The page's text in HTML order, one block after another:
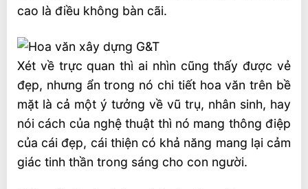
cao là điều không bàn cãi.
Xét về trực quan thì ai nhìn cũng thấy được vẻ
đẹp, nhưng ẩn trong nó chi tiết hoa văn trên bề
mặt là cả một ý tưởng về vũ trụ, nhân sinh, hay
nói cách của nghệ thuật thì nó mang thông điệp
của cái đẹp, cái thiện có khả năng mang lại cảm
giác tinh thần trong sáng cho con người.